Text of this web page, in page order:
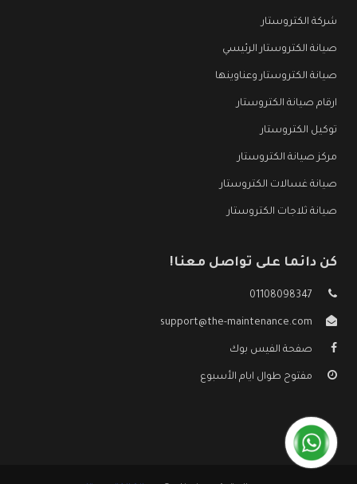
شركة الكتروستار
صيانة الكتروستار الرئيسي
صيانة الكتروستار وعناوينها
ارقام صيانة الكتروستار
توكيل الكتروستار
مركز صيانة الكتروستار
صيانة غسالات الكتروستار
صيانة ثلاجات الكتروستار
كن دائما على تواصل معنا!
01108098347
support@the-maintenance.com
صفحة الفيس بوك
مفتوح طوال ايام الأسبوع